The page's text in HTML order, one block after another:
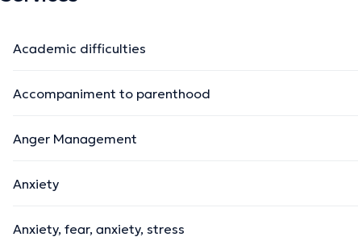
Academic difficulties
Accompaniment to parenthood
Anger Management
Anxiety
Anxiety, fear, anxiety, stress